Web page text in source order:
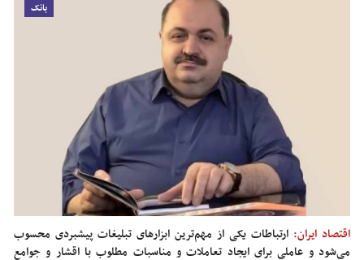
بانک
اقتصاد ایران: ارتباطات یکی از مهم‌ترین ابزارهای تبلیغات پیشبردی محسوب
می‌شود و عاملی برای ایجاد تعاملات و مناسبات مطلوب با اقشار و جوامع